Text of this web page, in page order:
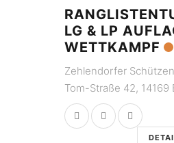
LG & LP
WETTKAMPF
Zehlendorfer
Tom-Straße 42, 14169